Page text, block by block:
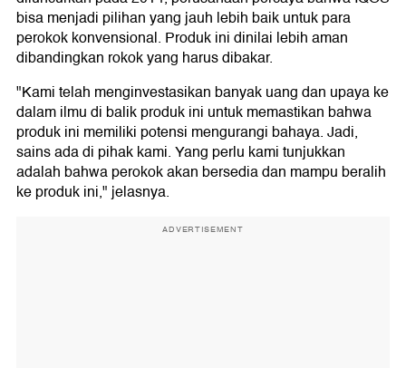
bisa menjadi pilihan yang jauh lebih baik untuk para
perokok konvensional. Produk ini dinilai lebih aman
dibandingkan rokok yang harus dibakar.
"Kami telah menginvestasikan banyak uang dan upaya ke
dalam ilmu di balik produk ini untuk memastikan bahwa
produk ini memiliki potensi mengurangi bahaya. Jadi,
sains ada di pihak kami. Yang perlu kami tunjukkan
adalah bahwa perokok akan bersedia dan mampu beralih
ke produk ini," jelasnya.
ADVERTISEMENT